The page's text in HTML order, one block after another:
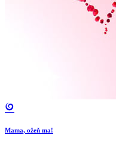
Mama, ožeň ma!